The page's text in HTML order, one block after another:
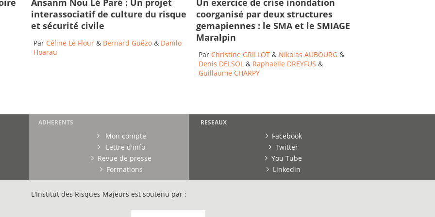
Ansanm Nou Lé Paré : Un projet
interassociatif de culture du risque
et sécurité civile
Par Céline Le Flour & Bernard Guézo & Danilo
Hoarau
Un exercice de crise inondation
coorganisé par deux structures
gemapiennes : le SMA et le SMIAGE
Maralpin
Par Christine GRILLOT & Nikolas AUBOURG &
Denis DELSOL & Raphaëlle DREYFUS &
Guillaume CHARPY
ADHERENTS
Mon compte
Lettre d'info
Revue de presse
Formations
RESEAUX
Facebook
Twitter
You Tube
Linkedin
L'Institut des Risques Majeurs est soutenu par :